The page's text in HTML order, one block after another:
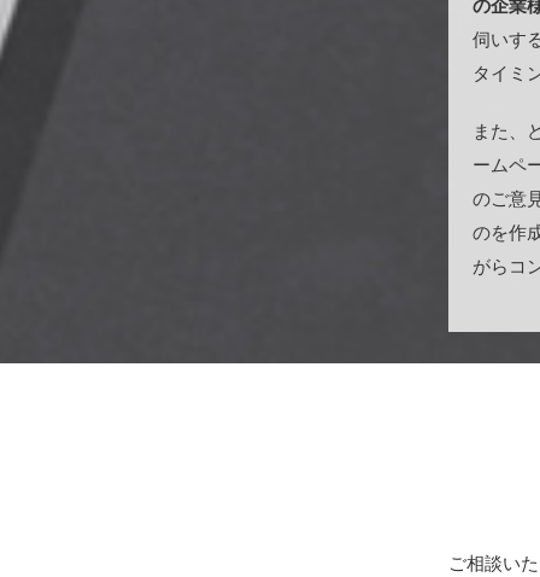
の企業
伺いす
タイミ
また、
ームペ
のご意
のを作
がらコ
ご相談い